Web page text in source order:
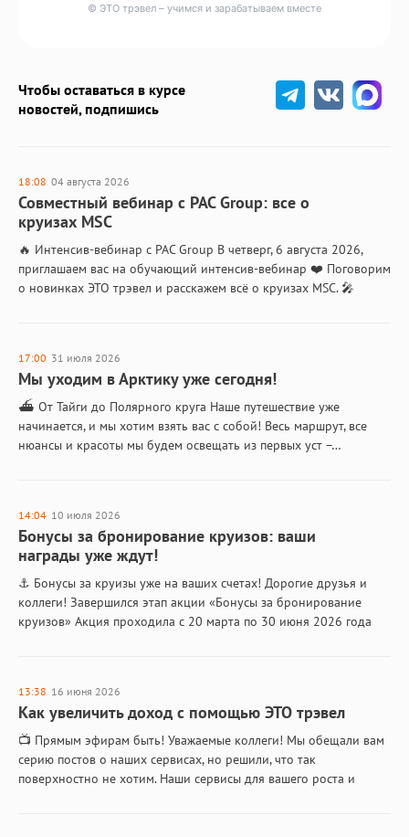
© ЭТО трэвел – учимся и зарабатываем вместе
Чтобы оставаться в курсе
новостей, подпишись
18:08 04 августа 2026
Совместный вебинар с PAC Group: все о
круизах MSC
🔥 Интенсив-вебинар с PAC Group В четверг, 6 августа 2026,
приглашаем вас на обучающий интенсив-вебинар ❤️ Поговорим
о новинках ЭТО трэвел и расскажем всё о круизах MSC. 🎤
17:00 31 июля 2026
Мы уходим в Арктику уже сегодня!
⛴️ От Тайги до Полярного круга Наше путешествие уже
начинается, и мы хотим взять вас с собой! Весь маршрут, все
нюансы и красоты мы будем освещать из первых уст –…
14:04 10 июля 2026
Бонусы за бронирование круизов: ваши
награды уже ждут!
⚓️ Бонусы за круизы уже на ваших счетах! Дорогие друзья и
коллеги! Завершился этап акции «Бонусы за бронирование
круизов» Акция проходила с 20 марта по 30 июня 2026 года
13:38 16 июня 2026
Как увеличить доход с помощью ЭТО трэвел
📺 Прямым эфирам быть! Уважаемые коллеги! Мы обещали вам
серию постов о наших сервисах, но решили, что так
поверхностно не хотим. Наши сервисы для вашего роста и